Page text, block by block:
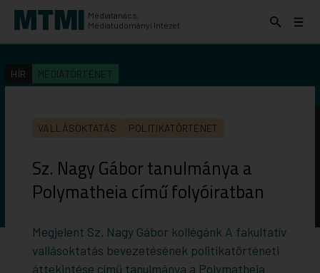
Médiatanács,
Médiatudományi Intézet
KERESÉS AZ INTÉZET ANYAGAI KÖZÖTT
Keresés
Menü
HÍR MÉDIATÖRTÉNET
VALLÁSOKTATÁS POLITIKATÖRTÉNET
Sz. Nagy Gábor tanulmánya a
Polymatheia című folyóiratban
Megjelent Sz. Nagy Gábor kollégánk A fakultatív
vallásoktatás bevezetésének politikatörténeti
áttekintése című tanulmánya a Polymatheia